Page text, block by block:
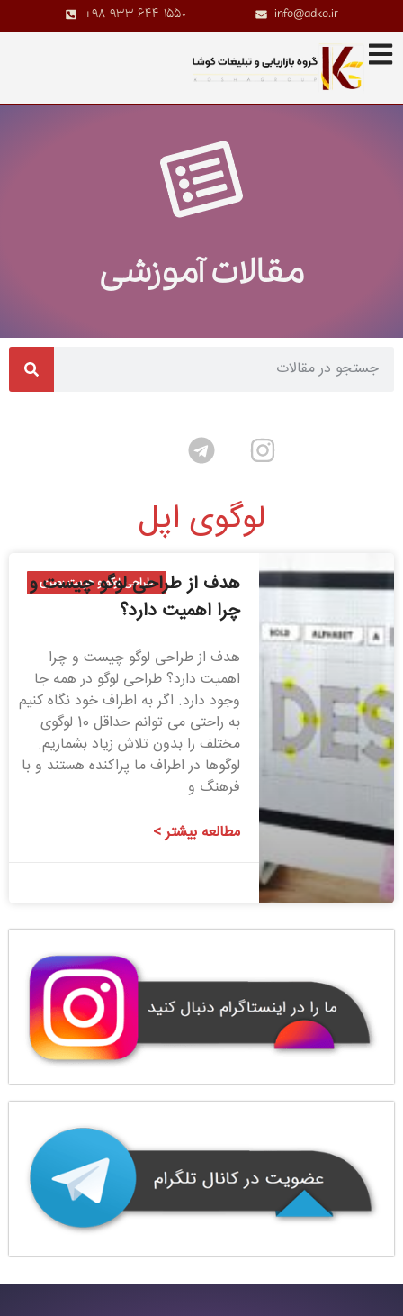
info@adko.ir
+98-933-644-1550
مقالات آموزشی
لوگوی اپل
طراحی لوگو و هویت بصری
هدف از طراحی لوگو چیست و
چرا اهمیت دارد؟
هدف از طراحی لوگو چیست و چرا
اهمیت دارد؟ طراحی لوگو در همه جا
وجود دارد. اگر به اطراف خود نگاه کنیم
به راحتی می توانم حداقل 10 لوگوی
مختلف را بدون تلاش زیاد بشماریم.
لوگوها در اطراف ما پراکنده هستند و با
فرهنگ و
مطالعه بیشتر >
1400/08/24